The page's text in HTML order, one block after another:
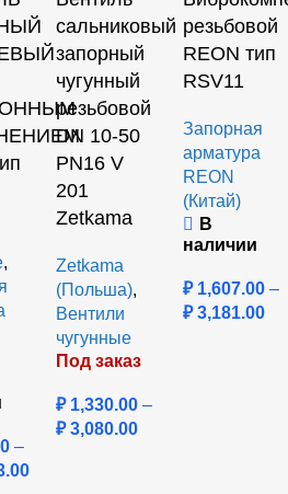
,
–
сальниковый
запорный
чугунный
резьбовой
DN 10-50
PN16 V
201
Zetkama
Zetkama
(Польша),
Вентили
чугунные
Под заказ
₽1,330.00 –
₽3,080.00
резьбовой
REON тип
RSV11
Запорная
арматура
REON
(Китай)
В
наличии
₽1,607.00 –
₽3,181.00